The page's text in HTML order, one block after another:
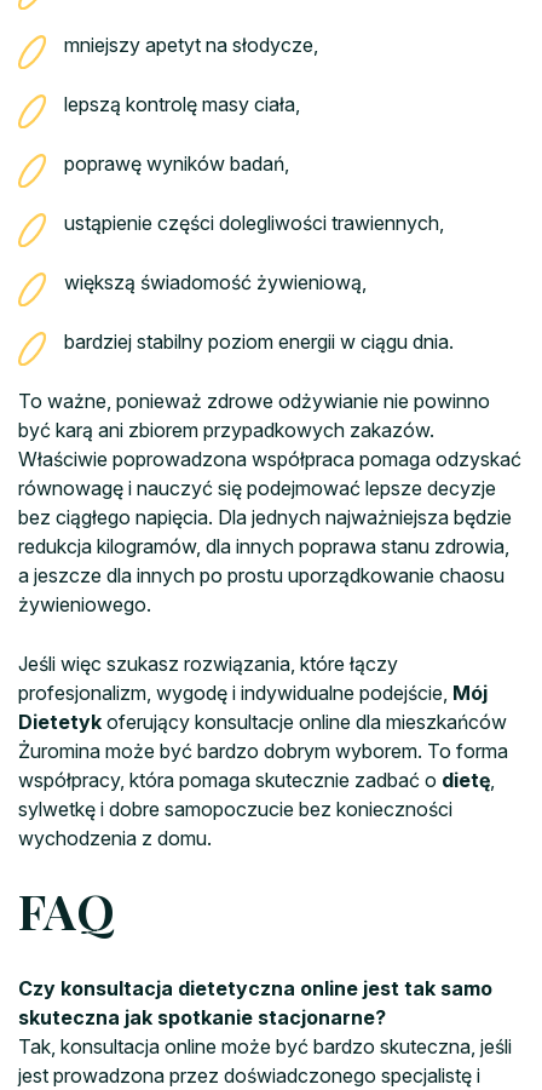
mniejszy apetyt na słodycze,
lepszą kontrolę masy ciała,
poprawę wyników badań,
ustąpienie części dolegliwości trawiennych,
większą świadomość żywieniową,
bardziej stabilny poziom energii w ciągu dnia.
To ważne, ponieważ zdrowe odżywianie nie powinno
być karą ani zbiorem przypadkowych zakazów.
Właściwie poprowadzona współpraca pomaga odzyskać
równowagę i nauczyć się podejmować lepsze decyzje
bez ciągłego napięcia. Dla jednych najważniejsza będzie
redukcja kilogramów, dla innych poprawa stanu zdrowia,
a jeszcze dla innych po prostu uporządkowanie chaosu
żywieniowego.
Jeśli więc szukasz rozwiązania, które łączy
profesjonalizm, wygodę i indywidualne podejście, Mój
Dietetyk oferujący konsultacje online dla mieszkańców
Żuromina może być bardzo dobrym wyborem. To forma
współpracy, która pomaga skutecznie zadbać o dietę,
sylwetkę i dobre samopoczucie bez konieczności
wychodzenia z domu.
FAQ
Czy konsultacja dietetyczna online jest tak samo
skuteczna jak spotkanie stacjonarne?
Tak, konsultacja online może być bardzo skuteczna, jeśli
jest prowadzona przez doświadczonego specjalistę i